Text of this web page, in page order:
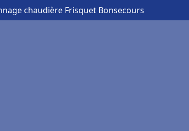
chaudière Frisquet Bonsecours